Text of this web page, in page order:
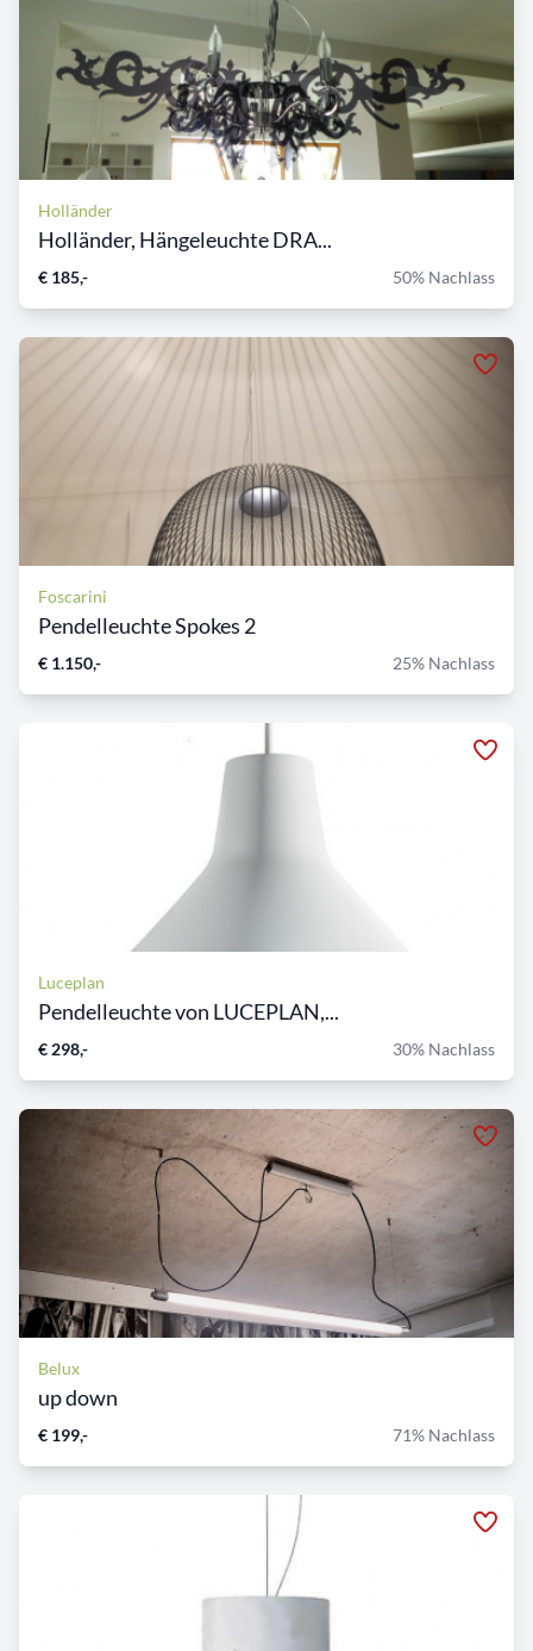
Holländer
Holländer, Hängeleuchte DRA...
€ 185,- 50% Nachlass
Foscarini
Pendelleuchte Spokes 2
€ 1.150,- 25% Nachlass
Luceplan
Pendelleuchte von LUCEPLAN,...
€ 298,- 30% Nachlass
Belux
up down
€ 199,- 71% Nachlass